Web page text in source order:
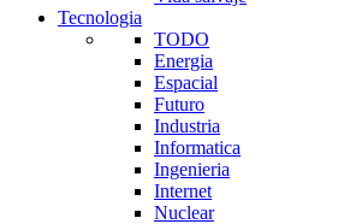
Tecnologia
TODO
Energia
Espacial
Futuro
Industria
Informatica
Ingenieria
Internet
Nuclear